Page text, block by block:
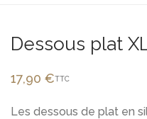
Dessous plat
17,90 €TTC
Les dessous de plat en